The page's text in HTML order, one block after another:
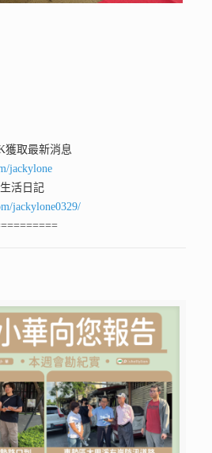
獲取最新消息
jackylone
活日記
jackylone0329/